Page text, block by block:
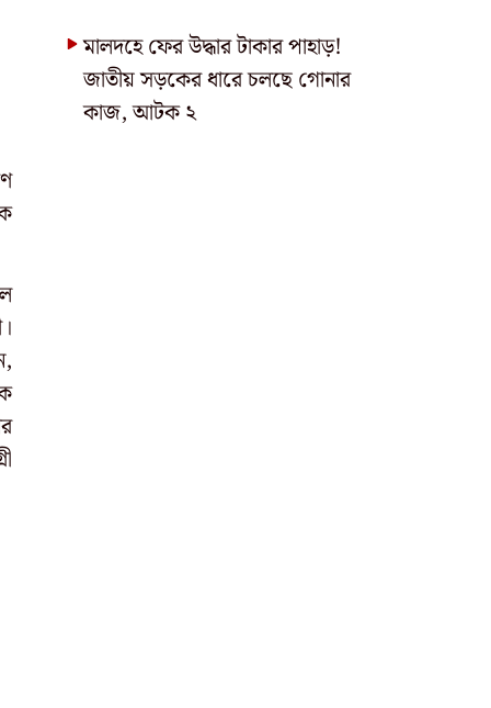
মালদহে ফের উদ্ধার টাকার পাহাড়!
জাতীয় সড়কের ধারে চলছে গোনার
কাজ, আটক ২